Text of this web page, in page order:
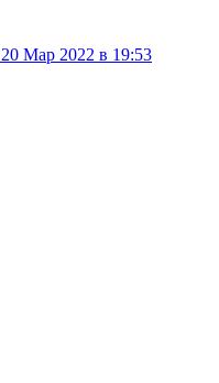
20 Мар 2022 в 19:53